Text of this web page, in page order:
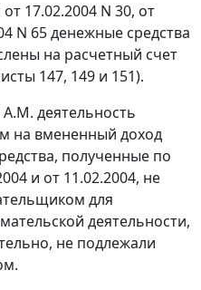
17.02.2004 N 30, от
N 65 денежные средства
на расчетный счет
147, 149 и 151).
деятельность
на вмененный доход
полученные по
и от 11.02.2004, не
для
деятельности,
не подлежали